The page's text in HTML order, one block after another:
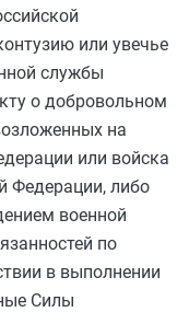
или увечье
службы
о добровольном
на
или войска
Федерации, либо
военной
по
в выполнении
Силы